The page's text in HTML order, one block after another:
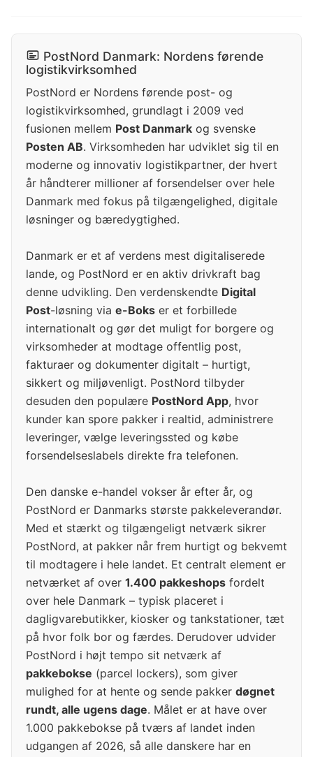
PostNord Danmark: Nordens førende
logistikvirksomhed
PostNord er Nordens førende post- og
logistikvirksomhed, grundlagt i 2009 ved
fusionen mellem Post Danmark og svenske
Posten AB. Virksomheden har udviklet sig til en
moderne og innovativ logistikpartner, der hvert
år håndterer millioner af forsendelser over hele
Danmark med fokus på tilgængelighed, digitale
løsninger og bæredygtighed.
Danmark er et af verdens mest digitaliserede
lande, og PostNord er en aktiv drivkraft bag
denne udvikling. Den verdenskendte Digital
Post-løsning via e-Boks er et forbillede
internationalt og gør det muligt for borgere og
virksomheder at modtage offentlig post,
fakturaer og dokumenter digitalt – hurtigt,
sikkert og miljøvenligt. PostNord tilbyder
desuden den populære PostNord App, hvor
kunder kan spore pakker i realtid, administrere
leveringer, vælge leveringssted og købe
forsendelseslabels direkte fra telefonen.
Den danske e-handel vokser år efter år, og
PostNord er Danmarks største pakkeleverandør.
Med et stærkt og tilgængeligt netværk sikrer
PostNord, at pakker når frem hurtigt og bekvemt
til modtagere i hele landet. Et centralt element er
netværket af over 1.400 pakkeshops fordelt
over hele Danmark – typisk placeret i
dagligvarebutikker, kiosker og tankstationer, tæt
på hvor folk bor og færdes. Derudover udvider
PostNord i højt tempo sit netværk af
pakkebokse (parcel lockers), som giver
mulighed for at hente og sende pakker døgnet
rundt, alle ugens dage. Målet er at have over
1.000 pakkebokse på tværs af landet inden
udgangen af 2026, så alle danskere har en